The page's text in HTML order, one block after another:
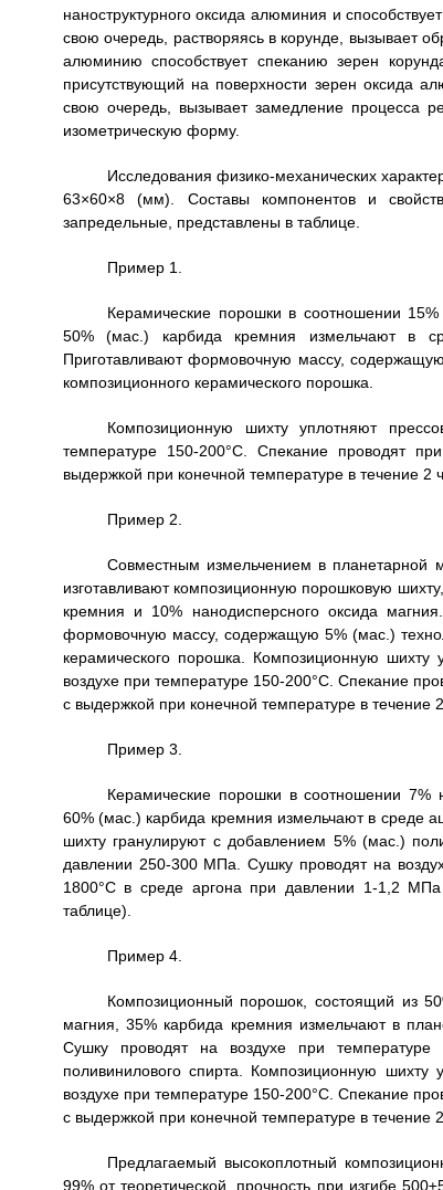
наноструктурного оксида алюминия и
свою очередь, растворяясь в корунде, вызывает
алюминию способствует спеканию зерен
присутствующий на поверхности зерен оксида
свою очередь, вызывает замедление процесса
изометрическую форму.
Исследования физико-механических
63×60×8 (мм). Составы компонентов и
запредельные, представлены в таблице.
Пример 1.
Керамические порошки в соотношении
50% (мас.) карбида кремния измельчают в
Приготавливают формовочную массу,
композиционного керамического порошка.
Композиционную шихту уплотняют
температуре 150-200°С. Спекание проводят
выдержкой при конечной температуре в течение 2
Пример 2.
Совместным измельчением в планетарной
изготавливают композиционную порошковую
кремния и 10% нанодисперсного оксида
формовочную массу, содержащую 5% (мас.)
керамического порошка. Композиционную
воздухе при температуре 150-200°С. Спекание
с выдержкой при конечной температуре в течение
Пример 3.
Керамические порошки в соотношении 7%
60% (мас.) карбида кремния измельчают в среде
шихту гранулируют с добавлением 5% (мас.)
давлении 250-300 МПа. Сушку проводят на
1800°С в среде аргона при давлении 1-1,2
таблице).
Пример 4.
Композиционный порошок, состоящий из
магния, 35% карбида кремния измельчают в
Сушку проводят на воздухе при
поливинилового спирта. Композиционную
воздухе при температуре 150-200°С. Спекание
с выдержкой при конечной температуре в течение
Предлагаемый высокоплотный
99% от теоретической, прочность при изгибе